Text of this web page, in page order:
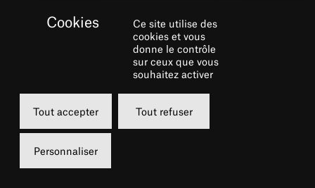
Dans le cadre du festival
Ce site utilise des
cookies et vous
donne le contrôle
sur ceux que vous
souhaitez activer
Tout accepter Tout refuser
Personnaliser